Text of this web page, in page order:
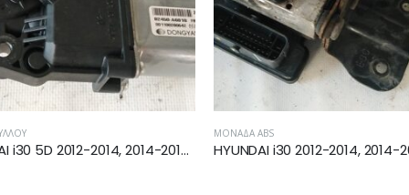
HYUNDAI i30 5D 2012-2014, 2014-2017 ΜΟΤΕΡ ΓΡΥΛΛΟΥ ΕΜΠΡΟΣ ΑΡΙΣΤΕΡΗΣ 82450-A6010
ΜΟΝΆΔΑ ABS